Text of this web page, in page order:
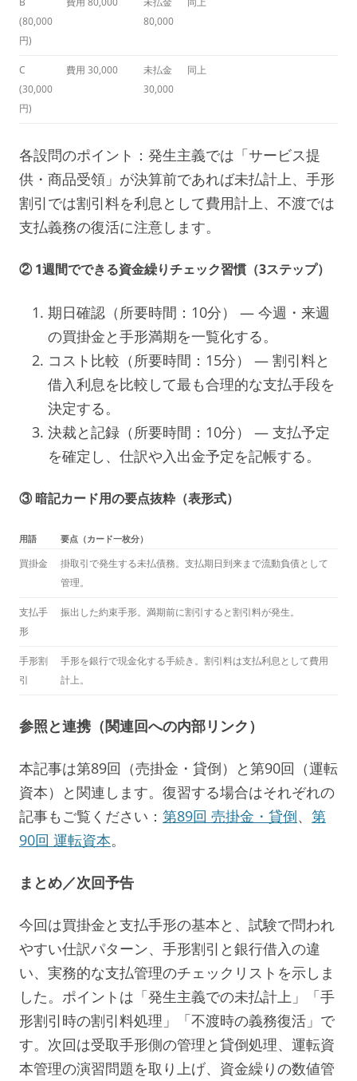
(80,000
円)
80,000
C
(30,000
円)
費用 30,000
未払金
30,000
同上
各設問のポイント：発生主義では「サービス提
供・商品受領」が決算前であれば未払計上、手形
割引では割引料を利息として費用計上、不渡では
支払義務の復活に注意します。
② 1週間でできる資金繰りチェック習慣（3ステップ）
期日確認（所要時間：10分） — 今週・来週
の買掛金と手形満期を一覧化する。
コスト比較（所要時間：15分） — 割引料と
借入利息を比較して最も合理的な支払手段を
決定する。
決裁と記録（所要時間：10分） — 支払予定
を確定し、仕訳や入出金予定を記帳する。
③ 暗記カード用の要点抜粋（表形式）
用語 要点（カード一枚分）
買掛金
掛取引で発生する未払債務。支払期日到来まで流動負債として
管理。
支払手
形
振出した約束手形。満期前に割引すると割引料が発生。
手形割
引
手形を銀行で現金化する手続き。割引料は支払利息として費用
計上。
参照と連携（関連回への内部リンク）
本記事は第89回（売掛金・貸倒）と第90回（運転
資本）と関連します。復習する場合はそれぞれの
記事もご覧ください： 第89回 売掛金・貸倒、 第
90回 運転資本。
まとめ／次回予告
今回は買掛金と支払手形の基本と、試験で問われ
やすい仕訳パターン、手形割引と銀行借入の違
い、実務的な支払管理のチェックリストを示しま
した。ポイントは「発生主義での未払計上」「手
形割引時の割引料処理」「不渡時の義務復活」で
す。次回は受取手形側の管理と貸倒処理、運転資
本管理の演習問題を取り上げ、資金繰りの数値管